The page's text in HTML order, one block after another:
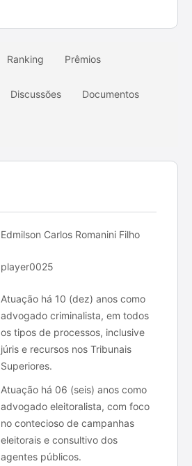
Ranking Prêmios
Discussões Documentos
Edmilson Carlos Romanini Filho
player0025
Atuação há 10 (dez) anos como
advogado criminalista, em todos
os tipos de processos, inclusive
júris e recursos nos Tribunais
Superiores.
Atuação há 06 (seis) anos como
advogado eleitoralista, com foco
no contecioso de campanhas
eleitorais e consultivo dos
agentes públicos.